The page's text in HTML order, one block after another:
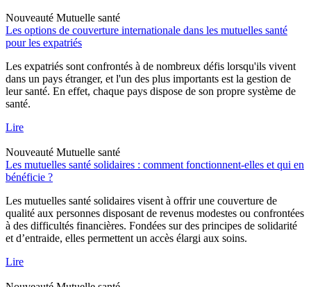
Nouveauté Mutuelle santé
Les options de couverture internationale dans les mutuelles santé
pour les expatriés
Les expatriés sont confrontés à de nombreux défis lorsqu'ils vivent
dans un pays étranger, et l'un des plus importants est la gestion de
leur santé. En effet, chaque pays dispose de son propre système de
santé.
Lire
Nouveauté Mutuelle santé
Les mutuelles santé solidaires : comment fonctionnent-elles et qui en
bénéficie ?
Les mutuelles santé solidaires visent à offrir une couverture de
qualité aux personnes disposant de revenus modestes ou confrontées
à des difficultés financières. Fondées sur des principes de solidarité
et d’entraide, elles permettent un accès élargi aux soins.
Lire